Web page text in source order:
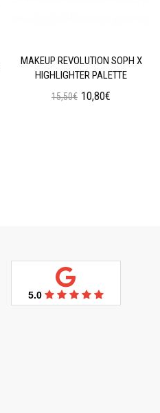
MAKEUP REVOLUTION SOPH X
HIGHLIGHTER PALETTE
15,50€ 10,80€
5.0